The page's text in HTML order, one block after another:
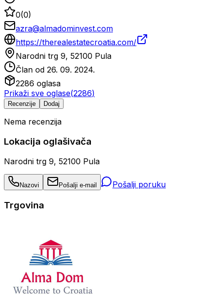
0(0)
azra@almadominvest.com
https://therealestatecroatia.com/
Narodni trg 9, 52100 Pula
Član od 26. 09. 2024.
2286 oglasa
Prikaži sve oglase(2286)
Recenzije Dodaj
Nema recenzija
Lokacija oglašivača
Narodni trg 9, 52100 Pula
Nazovi Pošalji e-mail Pošalji poruku
Trgovina